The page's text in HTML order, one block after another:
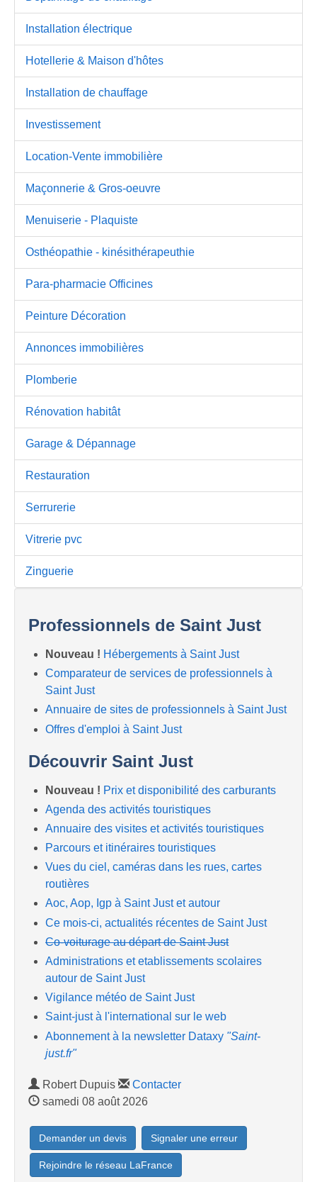
Installation électrique
Hotellerie & Maison d'hôtes
Installation de chauffage
Investissement
Location-Vente immobilière
Maçonnerie & Gros-oeuvre
Menuiserie - Plaquiste
Osthéopathie - kinésithérapeuthie
Para-pharmacie Officines
Peinture Décoration
Annonces immobilières
Plomberie
Rénovation habitât
Garage & Dépannage
Restauration
Serrurerie
Vitrerie pvc
Zinguerie
Professionnels de Saint Just
Nouveau ! Hébergements à Saint Just
Comparateur de services de professionnels à
Saint Just
Annuaire de sites de professionnels à Saint Just
Offres d'emploi à Saint Just
Découvrir Saint Just
Nouveau ! Prix et disponibilité des carburants
Agenda des activités touristiques
Annuaire des visites et activités touristiques
Parcours et itinéraires touristiques
Vues du ciel, caméras dans les rues, cartes
routières
Aoc, Aop, Igp à Saint Just et autour
Ce mois-ci, actualités récentes de Saint Just
Co-voiturage au départ de Saint Just
Administrations et etablissements scolaires
autour de Saint Just
Vigilance météo de Saint Just
Saint-just à l'international sur le web
Abonnement à la newsletter Dataxy "Saint-
just.fr"
Robert Dupuis
Contacter
samedi 08 août 2026
Demander un devis Signaler une erreur
Rejoindre le réseau LaFrance